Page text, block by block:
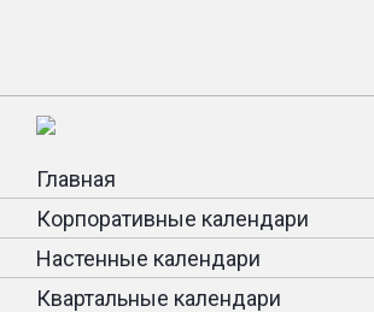
Главная
Корпоративные календари
Настенные календари
Квартальные календари